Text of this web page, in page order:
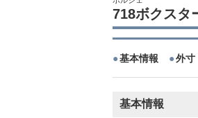
718ボクスタ
基本情報 外寸
基本情報